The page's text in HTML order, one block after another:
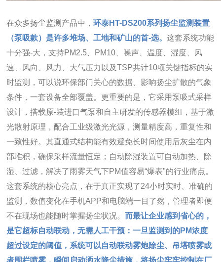
在众多扬尘监测产品中，环泰HT-DS200系列扬尘监测装置
（泵吸款）是许多堆场、工地和矿山的首-选。这套系统功能
十分强-大，支持PM2.5、PM10、噪声、温度、湿度、风
速、风向、风力、大气压力以及TSP共计10项关键指标的实
时监测，可以说环保部门关心的数据、影响扬尘扩散的气象
条件，一套设备全部覆盖。更重要的是，它采用泵吸式采样
设计，搭载原-装进口气泵和自主研发的传感器模组，基于激
光散射原理，配合工业级激光光源，测量精度高，重复性和
一致性好。其直通式结构能有效避免长时间使用后灰尘在内
部堆积，确保采样流量恒定；自动除湿装置可自动加热、除
湿、过滤，解决了雨雾天气下PM值容易“爆表"的行业痛点。
这套系统的核心亮点，在于真正实现了24小时实时、准确的
监测，数值变化在手机APP和电脑端一目了然，管理者即便
不在现场也能随时掌握扬尘状况。而最让企业感到省心的，
是它超标自动联动，无需人工干预：一旦监测到的PM浓度
超过设定的阈值，系统可以自动联动雾炮除尘、吊塔喷雾或
者围栏喷雾，瞬间启动洒水降尘措施，将扬尘牢牢控制在厂